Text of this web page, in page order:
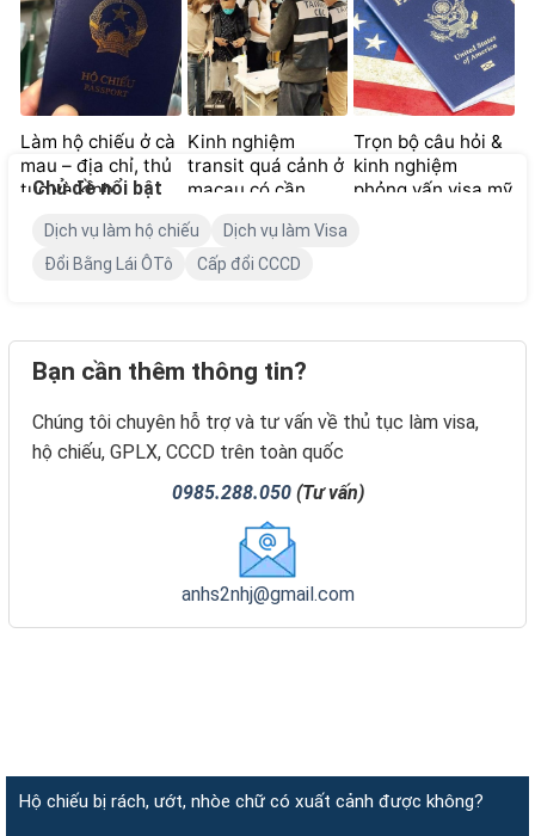
Trọn bộ câu hỏi &
kinh nghiệm
phỏng vấn visa mỹ
Kinh nghiệm
transit quá cảnh ở
macau có cần
Làm hộ chiếu ở cà
mau – địa chỉ, thủ
tục và kinh
Chủ đề nổi bật
Dịch vụ làm hộ chiếu
Dịch vụ làm Visa
Đổi Bằng Lái ÔTô
Cấp đổi CCCD
Bạn cần thêm thông tin?
Chúng tôi chuyên hỗ trợ và tư vấn về thủ tục làm visa,
hộ chiếu, GPLX, CCCD trên toàn quốc
0985.288.050(Tư vấn)
anhs2nhj@gmail.com
Hộ chiếu bị rách, ướt, nhòe chữ có xuất cảnh được không?